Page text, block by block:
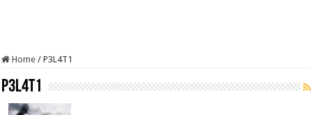
Home / P3L4T1
P3L4T1